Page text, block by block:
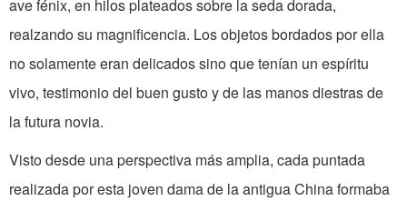
ave fénix, en hilos plateados sobre la seda dorada,
realzando su magnificencia. Los objetos bordados por ella
no solamente eran delicados sino que tenían un espíritu
vivo, testimonio del buen gusto y de las manos diestras de
la futura novia.
Visto desde una perspectiva más amplia, cada puntada
realizada por esta joven dama de la antigua China formaba